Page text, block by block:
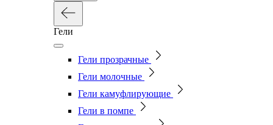
Гели
Гели прозрачные
Гели молочные
Гели камуфлирующие
Гели в помпе